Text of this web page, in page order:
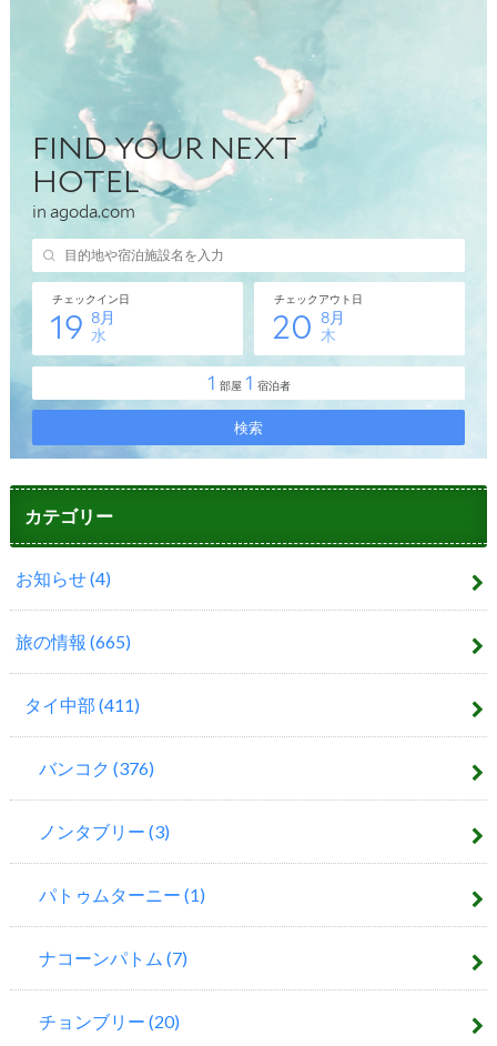
カテゴリー
お知らせ(4)
旅の情報 (665)
タイ中部 (411)
バンコク (376)
ノンタブリー (3)
パトゥムターニー (1)
ナコーンパトム (7)
チョンブリー (20)